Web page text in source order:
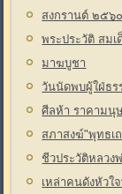
สงกรานต์ ๒๕๖๐
พระประวัติ สม
มาฆบูชา
วันนัดพบผู้ใฝ่ธ
ศีลห้า ราคามนุ
สภาสงฆ์"พุทธเ
ชีวประวัติหลว
เหล่าคนดังหัวใ